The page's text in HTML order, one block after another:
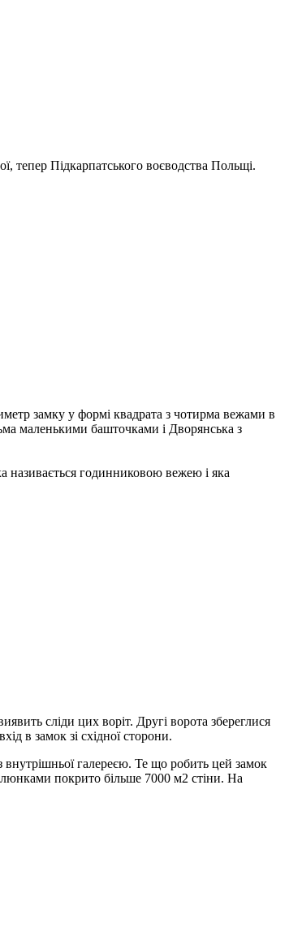
тепер Підкарпатського воєводства Польщі.
замку у формі квадрата з чотирма вежами в
маленькими башточками і Дворянська з
називається годинниковою вежею і яка
сліди цих воріт. Другі ворота збереглися
в замок зі східної сторони.
внутрішньої галереєю. Те що робить цей замок
покрито більше 7000 м2 стіни. На